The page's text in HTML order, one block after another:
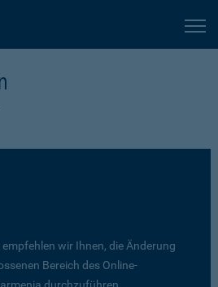
wir Ihnen, die Änderung
Bereich des Online-